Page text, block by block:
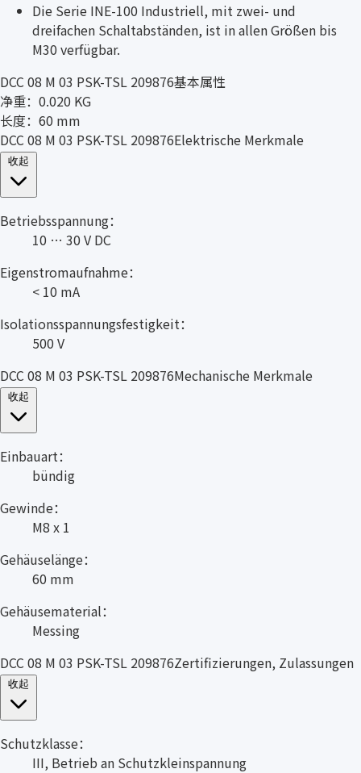
Die Serie INE-100 Industriell, mit zwei- und
dreifachen Schaltabständen, ist in allen Größen bis
M30 verfügbar.
DCC 08 M 03 PSK-TSL 209876基本属性
净重：0.020 KG
长度：60 mm
DCC 08 M 03 PSK-TSL 209876Elektrische Merkmale
Betriebsspannung：
10 … 30 V DC
Eigenstromaufnahme：
< 10 mA
Isolationsspannungsfestigkeit：
500 V
DCC 08 M 03 PSK-TSL 209876Mechanische Merkmale
Einbauart：
bündig
Gewinde：
M8 x 1
Gehäuselänge：
60 mm
Gehäusematerial：
Messing
DCC 08 M 03 PSK-TSL 209876Zertifizierungen, Zulassungen
Schutzklasse：
III, Betrieb an Schutzkleinspannung